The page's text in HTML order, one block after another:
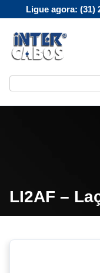
Ligue agora: (31)
LI2AF –